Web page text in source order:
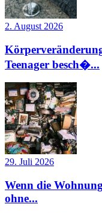
2. August 2026
Teenager besch�...
29. Juli 2026
Wenn die
ohne...